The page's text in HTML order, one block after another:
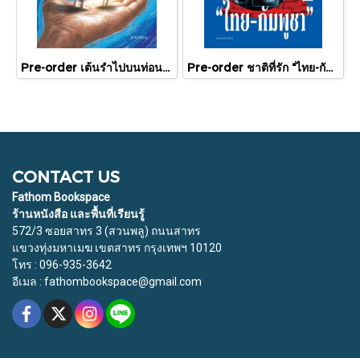
Pre-order เต้นรำไปบนท่อนแขนอ่อนนุ่ม / นทธี ศศิวิมล / Pandora Press Pre-order ชาติที่รัก "ไทย-กัมพูชา" กับเส้นสมมติ / พวงทอง ภวัครพันธุ์ / มติชน
CONTACT US
Fathom Bookspace
ร้านหนังสือ และพื้นที่เรียนรู้
572/3 ซอยสาทร 3 (สวนพลู) ถนนสาทร
แขวงทุ่งมหาเมฆ เขตสาทร กรุงเทพฯ 10120
โทร : 096-935-3642
อีเมล : fathombookspace@gmail.com